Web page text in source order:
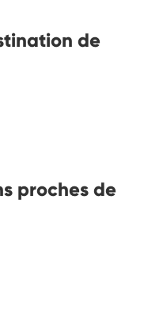
de
proches de